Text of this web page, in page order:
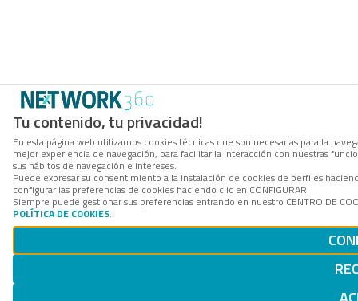
Tu contenido, tu privacidad!
En esta página web utilizamos cookies técnicas que son necesarias para la
mejor experiencia de navegación, para facilitar la interacción con nuestras
sus hábitos de navegación e intereses.
Puede expresar su consentimiento a la instalación de cookies de perfiles
configurar las preferencias de cookies haciendo clic en CONFIGURAR.
Siempre puede gestionar sus preferencias entrando en nuestro CENTRO DE
POLÍTICA DE COOKIES.